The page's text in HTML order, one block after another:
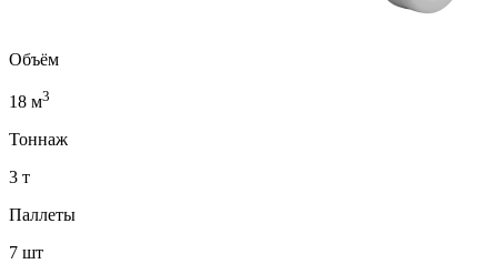
Объём
18 м3
Тоннаж
3 т
Паллеты
7 шт